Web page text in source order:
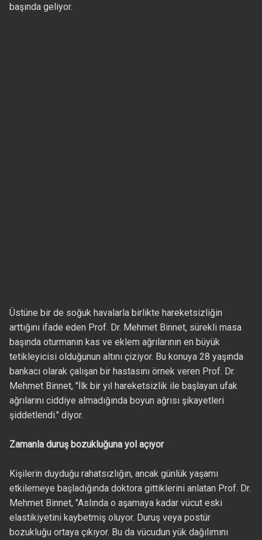
başında geliyor.
Üstüne bir de soğuk havalarla birlikte hareketsizliğin
arttığını ifade eden Prof. Dr. Mehmet Binnet, sürekli masa
başında oturmanın kas ve eklem ağrılarının en büyük
tetikleyicisi olduğunun altını çiziyor. Bu konuya 28 yaşında
bankacı olarak çalışan bir hastasını örnek veren Prof. Dr.
Mehmet Binnet, "İlk bir yıl hareketsizlik ile başlayan ufak
ağrılarını ciddiye almadığında boyun ağrısı şikayetleri
şiddetlendi." diyor.
Zamanla duruş bozukluğuna yol açıyor
Kişilerin duyduğu rahatsızlığın, ancak günlük yaşamı
etkilemeye başladığında doktora gittiklerini anlatan Prof. Dr.
Mehmet Binnet, "Aslında o aşamaya kadar vücut eski
elastikiyetini kaybetmiş oluyor. Duruş veya postür
bozukluğu ortaya çıkıyor. Bu da vücudun yük dağılımını